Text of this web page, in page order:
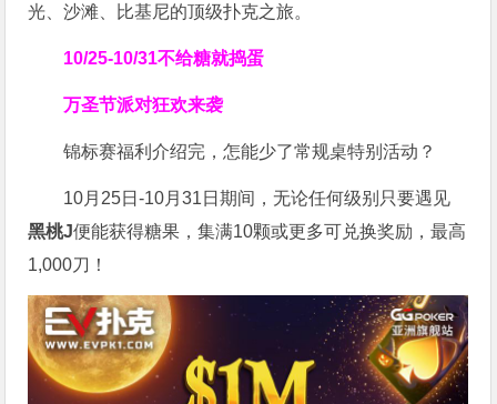
光、沙滩、比基尼的顶级扑克之旅。
10/25-10/31不给糖就捣蛋
万圣节派对狂欢来袭
锦标赛福利介绍完，怎能少了常规桌特别活动？
10月25日-10月31日期间，无论任何级别只要遇见
黑桃J便能获得糖果，集满10颗或更多可兑换奖励，最高
1,000刀！